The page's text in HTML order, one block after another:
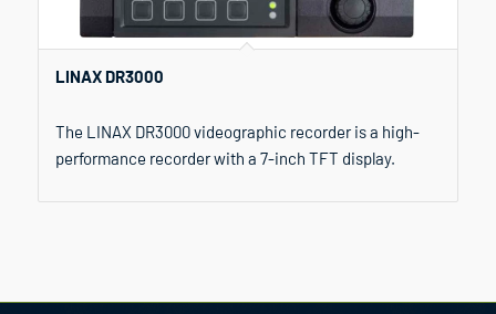
LINAX DR3000
The LINAX DR3000 videographic recorder is a high-
performance recorder with a 7-inch TFT display.